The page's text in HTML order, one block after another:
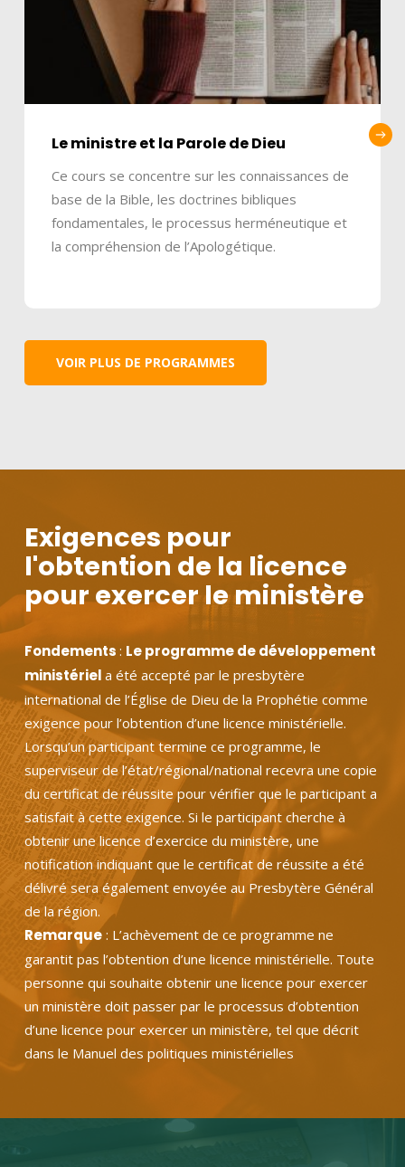
Le ministre et la Parole de Dieu
Ce cours se concentre sur les connaissances de
base de la Bible, les doctrines bibliques
fondamentales, le processus herméneutique et
la compréhension de l’Apologétique.
VOIR PLUS DE PROGRAMMES
Exigences pour
l'obtention de la licence
pour exercer le ministère
Fondements : Le programme de développement
ministériel a été accepté par le presbytère
international de l’Église de Dieu de la Prophétie comme
exigence pour l’obtention d’une licence ministérielle.
Lorsqu’un participant termine ce programme, le
superviseur de l’état/régional/national recevra une copie
du certificat de réussite pour vérifier que le participant a
satisfait à cette exigence. Si le participant cherche à
obtenir une licence d’exercice du ministère, une
notification indiquant que le certificat de réussite a été
délivré sera également envoyée au Presbytère Général
de la région.
Remarque: L’achèvement de ce programme ne
garantit pas l’obtention d’une licence ministérielle. Toute
personne qui souhaite obtenir une licence pour exercer
un ministère doit passer par le processus d’obtention
d’une licence pour exercer un ministère, tel que décrit
dans le Manuel des politiques ministérielles